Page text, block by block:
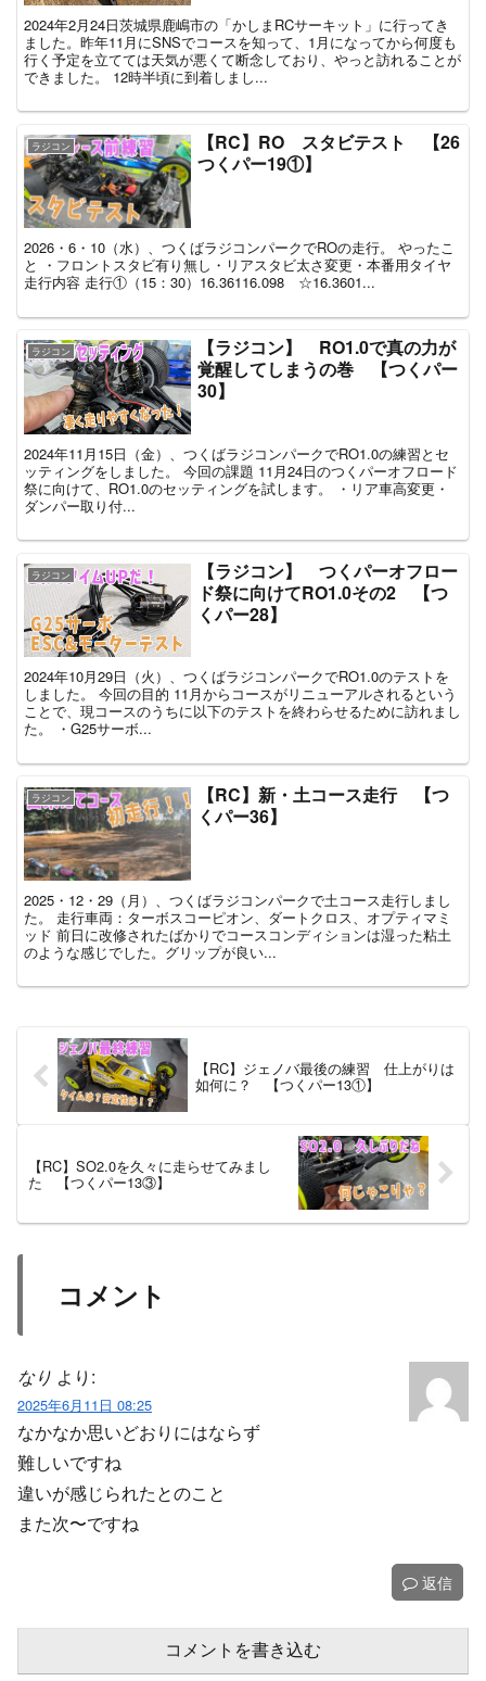
2024年2月24日茨城県鹿嶋市の「かしまRCサーキット」に行ってき
ました。昨年11月にSNSでコースを知って、1月になってから何度も
行く予定を立てては天気が悪くて断念しており、やっと訪れることが
できました。 12時半頃に到着しまし...
ラジコン
【RC】RO スタビテスト 【26
つくパー19①】
2026・6・10（水）、つくばラジコンパークでROの走行。 やったこ
と ・フロントスタビ有り無し・リアスタビ太さ変更・本番用タイヤ
走行内容 走行①（15：30）16.36116.098 ☆16.3601...
ラジコン
【ラジコン】 RO1.0で真の力が
覚醒してしまうの巻 【つくパー
30】
2024年11月15日（金）、つくばラジコンパークでRO1.0の練習とセ
ッティングをしました。 今回の課題 11月24日のつくパーオフロード
祭に向けて、RO1.0のセッティングを試します。 ・リア車高変更・
ダンパー取り付...
ラジコン
【ラジコン】 つくパーオフロー
ド祭に向けてRO1.0その2 【つ
くパー28】
2024年10月29日（火）、つくばラジコンパークでRO1.0のテストを
しました。 今回の目的 11月からコースがリニューアルされるという
ことで、現コースのうちに以下のテストを終わらせるために訪れまし
た。 ・G25サーボ...
ラジコン
【RC】新・土コース走行 【つ
くパー36】
2025・12・29（月）、つくばラジコンパークで土コース走行しまし
た。 走行車両：ターボスコーピオン、ダートクロス、オプティマミ
ッド 前日に改修されたばかりでコースコンディションは湿った粘土
のような感じでした。グリップが良い...
【RC】ジェノバ最後の練習 仕上がりは
如何に？ 【つくパー13①】
【RC】SO2.0を久々に走らせてみまし
た 【つくパー13③】
コメント
なり より:
2025年6月11日 08:25
なかなか思いどおりにはならず
難しいですね
違いが感じられたとのこと
また次〜ですね
返信
コメントを書き込む